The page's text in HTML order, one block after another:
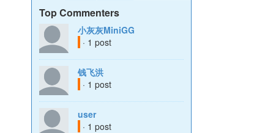
Top Commenters
小灰灰MiniGG
· 1 post
钱飞洪
· 1 post
user
· 1 post